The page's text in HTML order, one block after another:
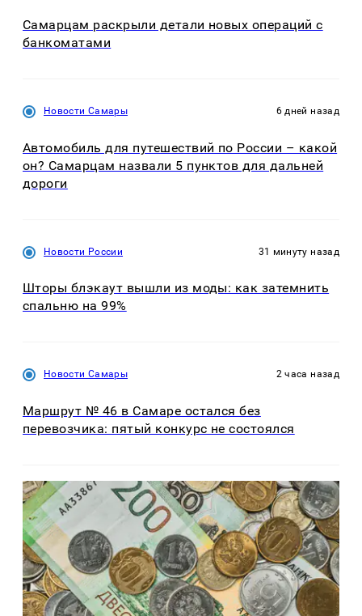
Самарцам раскрыли детали новых операций с
банкоматами
Новости Самары 6 дней назад
Автомобиль для путешествий по России – какой
он? Самарцам назвали 5 пунктов для дальней
дороги
Новости России 31 минуту назад
Шторы блэкаут вышли из моды: как затемнить
спальню на 99%
Новости Самары 2 часа назад
Маршрут № 46 в Самаре остался без
перевозчика: пятый конкурс не состоялся